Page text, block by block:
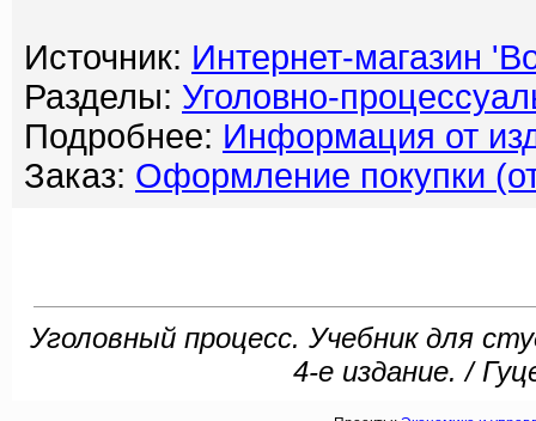
Источник: Интернет-магазин
Разделы: Уголовно-
Подробнее: Информация от
Заказ: Оформление покупки
Уголовный процесс. Учебник для
4-е издание. /